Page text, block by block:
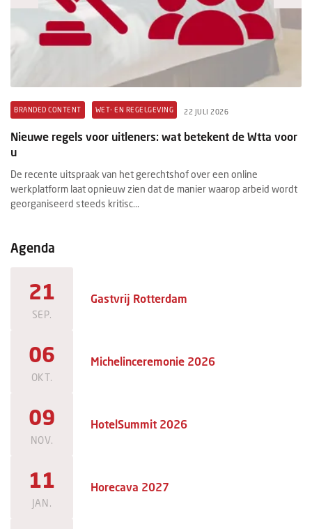
BRANDED CONTENT WET- EN REGELGEVING 22 JULI 2026
Nieuwe regels voor uitleners: wat betekent de Wtta voor
u
De recente uitspraak van het gerechtshof over een online
werkplatform laat opnieuw zien dat de manier waarop arbeid wordt
georganiseerd steeds kritisc...
Agenda
21
SEP.
Gastvrij Rotterdam
06
OKT.
Michelinceremonie 2026
09
NOV.
HotelSummit 2026
11
JAN.
Horecava 2027